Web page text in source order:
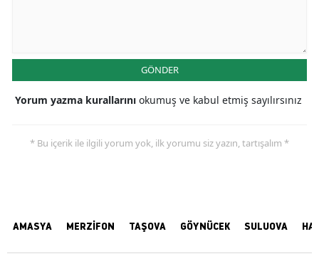
GÖNDER
Yorum yazma kurallarını okumuş ve kabul etmiş sayılırsınız
* Bu içerik ile ilgili yorum yok, ilk yorumu siz yazın, tartışalım *
AMASYA MERZİFON TAŞOVA GÖYNÜCEK SULUOVA